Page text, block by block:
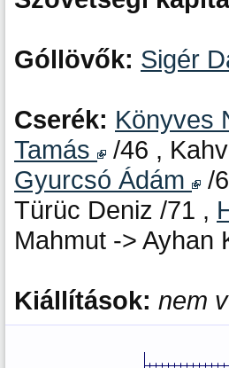
Góllövők: Sigér
Cserék: Könyves
Tamás
/46 ,
Gyurcsó Ádám
/
Türüc Deniz /71 ,
Mahmut -> Ayhan
Kiállítások: nem